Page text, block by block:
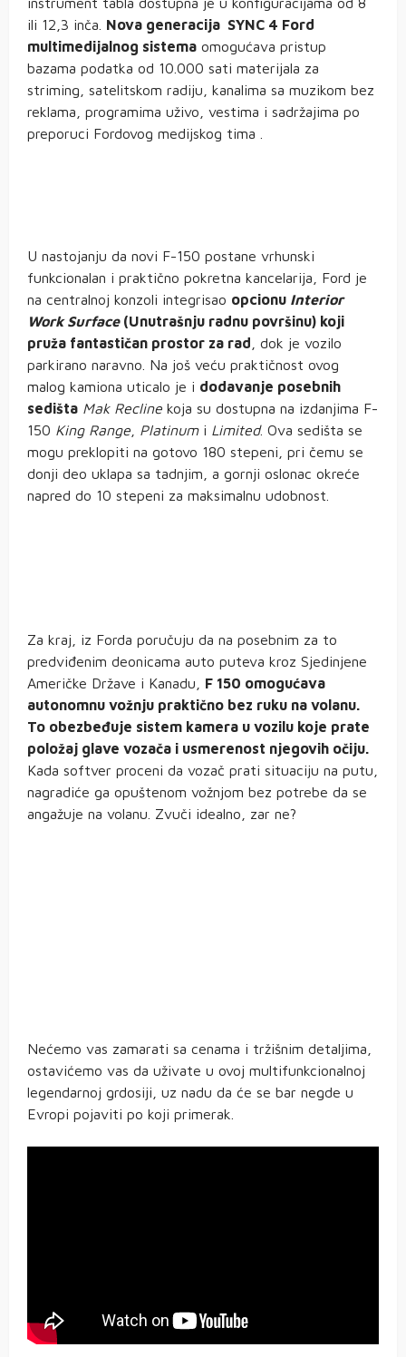
ili 12,3 inča. Nova generacija SYNC 4 Ford
multimedijalnog sistema omogućava pristup
bazama podatka od 10.000 sati materijala za
striming, satelitskom radiju, kanalima sa muzikom bez
reklama, programima uživo, vestima i sadržajima po
preporuci Fordovog medijskog tima .
U nastojanju da novi F-150 postane vrhunski
funkcionalan i praktično pokretna kancelarija, Ford je
na centralnoj konzoli integrisao opcionu Interior
Work Surface(Unutrašnju radnu površinu) koji
pruža fantastičan prostor za rad , dok je vozilo
parkirano naravno. Na još veću praktičnost ovog
malog kamiona uticalo je i dodavanje posebnih
sedišta Mak Recline koja su dostupna na izdanjima F-
150 King Range Platinumi Limited. Ova sedišta se
mogu preklopiti na gotovo 180 stepeni, pri čemu se
donji deo uklapa sa tadnjim, a gornji oslonac okreće
napred do 10 stepeni za maksimalnu udobnost.
Za kraj, iz Forda poručuju da na posebnim za to
predviđenim deonicama auto puteva kroz Sjedinjene
Američke Države i Kanadu, F 150 omogućava
autonomnu vožnju praktično bez ruku na volanu.
To obezbeđuje sistem kamera u vozilu koje prate
položaj glave vozača i usmerenost njegovih očiju.
Kada softver proceni da vozač prati situaciju na putu,
nagradiće ga opuštenom vožnjom bez potrebe da se
angažuje na volanu. Zvuči idealno, zar ne?
Nećemo vas zamarati sa cenama i tržišnim detaljima,
ostavićemo vas da uživate u ovoj multifunkcionalnoj
legendarnoj grdosiji, uz nadu da će se bar negde u
Evropi pojaviti po koji primerak.